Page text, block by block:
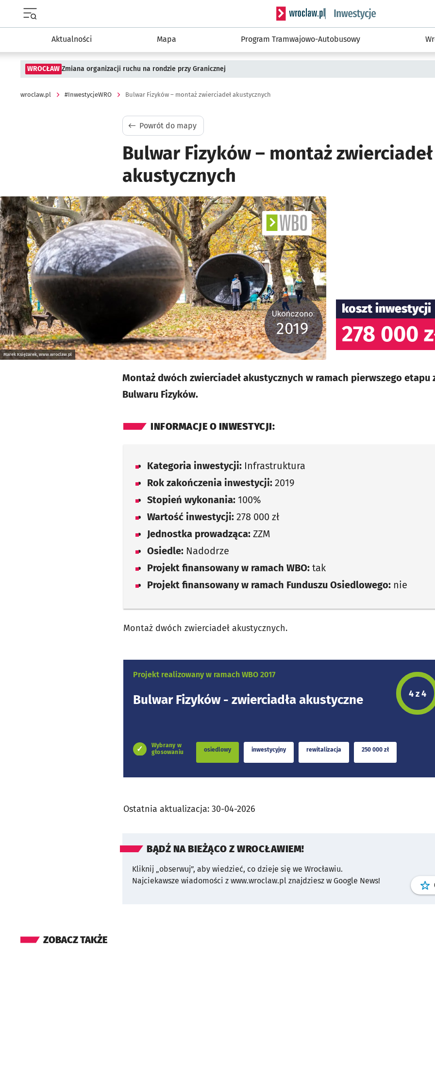
Serwis informacyjny wroclaw.pl podserwis:
Aktualności Mapa Program Tramwajowo-Autobusowy
WROCŁAW Zmiana organizacji ruchu na rondzie przy Granicznej
wroclaw.pl #InwestycjeWRO Bulwar Fizyków – montaż zwierciadeł akustycznych
Powrót do mapy
Bulwar Fizyków – montaż zwierciadeł
akustycznych
Marek Księżarek, www.wroclaw.pl
Ukończono:
2019
koszt inwestycji
278 000
Montaż dwóch zwierciadeł akustycznych w ramach pierwszego etapu
Bulwaru Fizyków.
INFORMACJE O INWESTYCJI:
Kategoria inwestycji: Infrastruktura
Rok zakończenia inwestycji: 2019
Stopień wykonania: 100%
Wartość inwestycji: 278 000 zł
Jednostka prowadząca: ZZM
Osiedle: Nadodrze
Projekt finansowany w ramach WBO: tak
Projekt finansowany w ramach Funduszu Osiedlowego: nie
Montaż dwóch zwierciadeł akustycznych.
Projekt realizowany w ramach WBO 2017
Bulwar Fizyków - zwierciadła akustyczne Etap
4 z 4
Wybrany w
głosowaniu
osiedlowy inwestycyjny rewitalizacja 250 000 zł
Ostatnia aktualizacja: 30-04-2026
BĄDŹ NA BIEŻĄCO Z WROCŁAWIEM!
Kliknij „obserwuj”, aby wiedzieć, co dzieje się we Wrocławiu.
Najciekawsze wiadomości z www.wroclaw.pl znajdziesz w Google News!
ZOBACZ TAKŻE